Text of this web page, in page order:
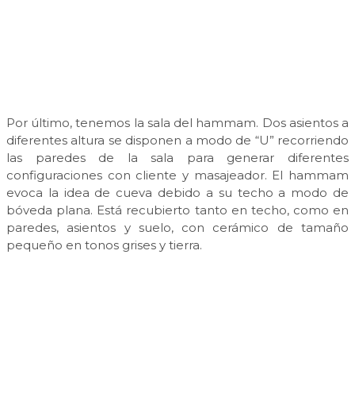
Por último, tenemos la sala del hammam. Dos asientos a
diferentes altura se disponen a modo de “U” recorriendo
las paredes de la sala para generar diferentes
configuraciones con cliente y masajeador. El hammam
evoca la idea de cueva debido a su techo a modo de
bóveda plana. Está recubierto tanto en techo, como en
paredes, asientos y suelo, con cerámico de tamaño
pequeño en tonos grises y tierra.